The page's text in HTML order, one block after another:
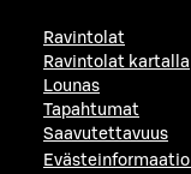
Ravintolat
Ravintolat kartalla
Lounas
Tapahtumat
Saavutettavuus
Evästeinformaatio